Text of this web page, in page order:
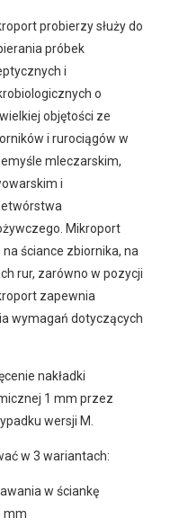
probierzy służy do
próbek
i
o
objętości ze
i rurociągów w
mleczarskim,
i
Mikroport
ściance zbiornika, na
rur, zarówno w pozycji
zapewnia
wymagań dotyczących
nakładki
1 mm przez
wersji M.
w 3 wariantach:
w ściankę
mm